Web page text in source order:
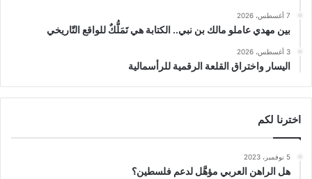
7 أغسطس، 2026
بين مهدي عاملو مالك بن نبي.. الكتابة هي تَمَلُّكٌ للواقع التّاريخي
3 أغسطس، 2026
اليسار واختراق القلعة الرقمية للرأسمالية
اخترنا لكم
5 نوفمبر، 2023
هل الراهن العربي مؤهَّل لدعم فلسطين؟